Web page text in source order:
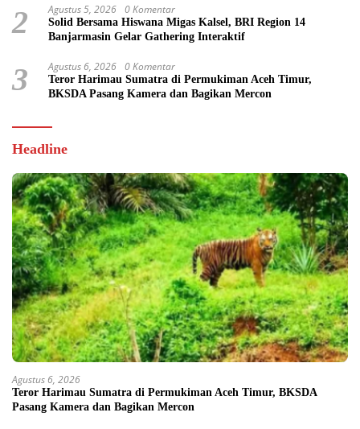
2 Agustus 5, 2026 0 Komentar
Solid Bersama Hiswana Migas Kalsel, BRI Region 14
Banjarmasin Gelar Gathering Interaktif
3 Agustus 6, 2026 0 Komentar
Teror Harimau Sumatra di Permukiman Aceh Timur,
BKSDA Pasang Kamera dan Bagikan Mercon
Headline
Agustus 6, 2026
Teror Harimau Sumatra di Permukiman Aceh Timur, BKSDA
Pasang Kamera dan Bagikan Mercon